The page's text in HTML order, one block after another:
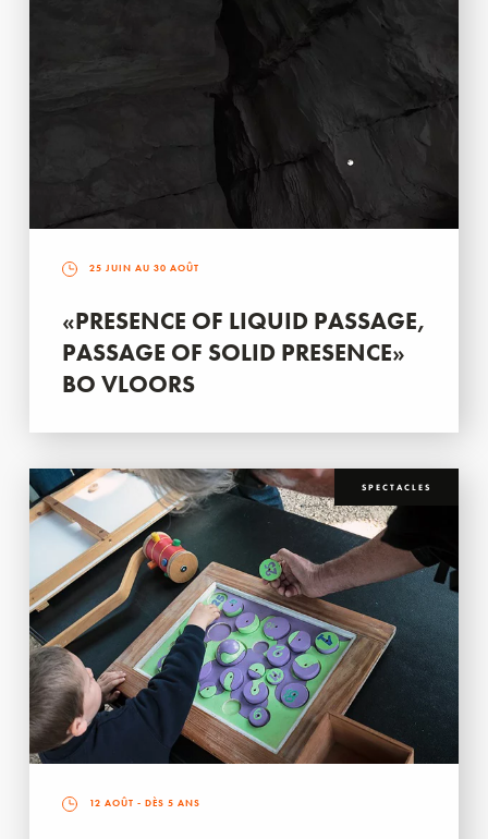
25 JUIN AU 30 AOÛT
«PRESENCE OF LIQUID PASSAGE,
PASSAGE OF SOLID PRESENCE»
BO VLOORS
SPECTACLES
12 AOÛT - DÈS 5 ANS